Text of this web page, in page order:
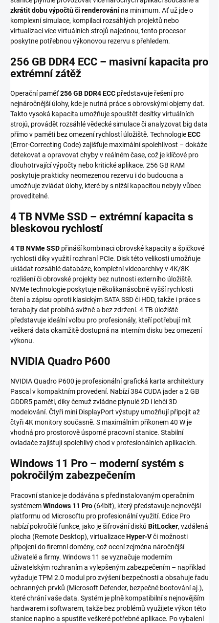
zkrátit dobu výpočtů či renderovánína minimum. Ať už jde o
komplexní simulace, kompilaci rozsáhlých projek­tů nebo
virtualizaci více virtuálních strojů najednou, tento procesor
poskytne potřebnou výkonovou rezervu s přehledem.
256 GB DDR4 ECC – masivní kapacita pro
extrémní zátěž
Operační paměť256 GB DDR4 ECC představuje řešení pro
nejnáročnější úlohy, kde je nutná práce s obrovskými objemy dat.
Takto vysoká kapacita umožňuje spouštět desítky virtuálních
strojů, provádět rozsáhlé vědecké simulace či analyzovat big data
přímo v paměti bez omezení rychlostí úložiště. TechnologieECC
(Error-Correcting Code) zajišťuje maximální spolehlivost – dokáže
detekovat a opravovat chyby v reálném čase, což je klíčové pro
dlouhotrvající výpočty nebo kritické aplikace. 256 GB RAM
poskytuje prakticky neomezenou rezervu i do budoucna a
umožňuje zvládat úlohy, které by s nižší kapacitou nebyly vůbec
proveditelné.
4 TB NVMe SSD – extrémní kapacita s
bleskovou rychlostí
4 TB NVMe SSD přináší kombinaci obrovské kapacity a špičkové
rychlosti díky využití rozhraní PCIe. Disk této velikosti umožňuje
ukládat rozsáhlé databáze, kompletní videoarchivy v 4K/8K
rozlišení či obrovské projekty bez nutnosti externího úložiště.
NVMe technologie poskytuje několikanásobně vyšší rychlosti
čtení a zápisu oproti klasickým SATA SSD či HDD, takže i práce s
terabajty dat probíhá svižně a bez zdržení. 4 TB úložiště
představuje ideální volbu pro profesionály, kteří potřebují mít
veškerá data okamžitě dostupná na interním disku bez omezení
výkonu.
NVIDIA Quadro P600
NVIDIA Quadro P600 je profesionální grafická karta architektury
Pascal v kompaktním provedení. Nabízí 384 CUDA jader a 2 GB
GDDR5 paměti, díky čemuž zvládne plynulé 2D i lehčí 3D
modelování. Čtyři mini DisplayPort výstupy umožňují připojit až
čtyři 4K monitory současně. S maximálním příkonem 40 W je
vhodná pro prostorově úsporné pracovní stanice. Stabilní
ovladače zajišťují spolehlivý chod v profesionálních aplikacích.
Windows 11 Pro – moderní systém s
pokročilým zabezpečením
Pracovní stanice je dodávána s předinstalovaným operačním
systémemWindows 11 Pro (64bit), který představuje nejnovější
platformu od Microsoftu pro profesionální využití. Edice Pro
nabízí pokročilé funkce, jako je šifrování disků BitLocker, vzdálená
plocha (Remote Desktop), virtualizaceHyper-Vči možnosti
připojení do firemní domény, což ocení zejména náročnější
uživatelé a firmy. Windows 11 se vyznačuje moderním
uživatelským rozhraním a vylepšeným zabezpečením – například
vyžaduje TPM 2.0 modul pro zvýšení bezpečnosti a obsahuje řadu
ochranných prvků (Microsoft Defender, bezpečné bootování aj.),
které chrání vaše data. Systém je plně kompatibilní s nejnovějším
hardwarem i softwarem, takže bez problémů využijete výkon této
stanice naplno a spustíte veškeré potřebné aplikace. Po vybalení